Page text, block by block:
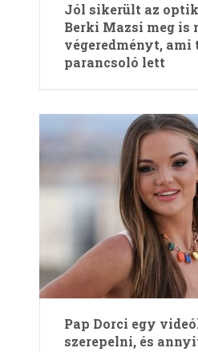
Jól sikerült az
Berki Mazsi meg is
végeredményt,
parancsoló lett
Pap Dorci egy
szerepelni, és